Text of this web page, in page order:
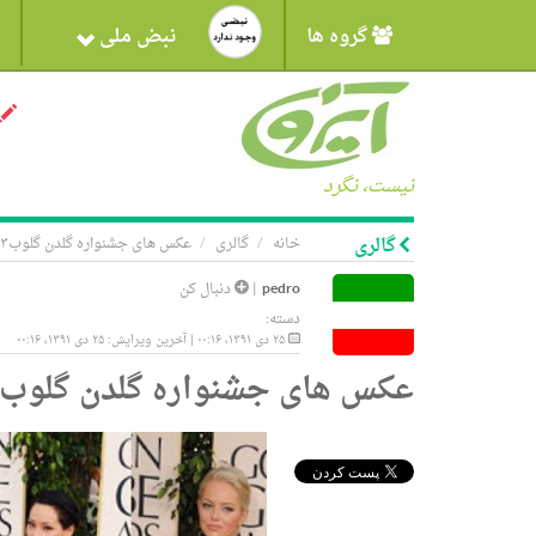
گروه ها نبض ملی
نیست، نگرد
خانه گالری عکس های جشنواره گلدن گلوب۲۰۱۳ گالری
pedro
|
دنبال کن
دسته:
عکس های جشنواره گلدن گلوب۲۰۱۳